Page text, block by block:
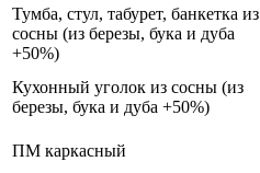
Тумба, стул, табурет, банкетка из
сосны (из березы, бука и дуба
+50%)
Кухонный уголок из сосны (из
березы, бука и дуба +50%)
ПМ каркасный